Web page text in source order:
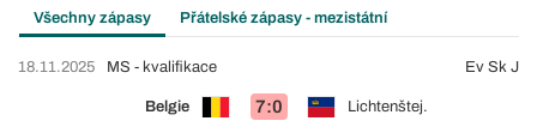
Všechny zápasy Přátelské zápasy - mezistátní
18.11.2025
Belgie 7:0 Lichtenštej.
MS - kvalifikace Ev Sk J